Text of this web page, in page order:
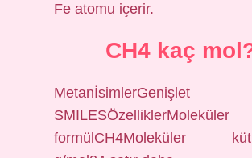
Fe atomu içerir.
CH4 kaç
MetanİsimlerGenişlet
SMILESÖzelliklerMoleküler
formülCH4Moleküler